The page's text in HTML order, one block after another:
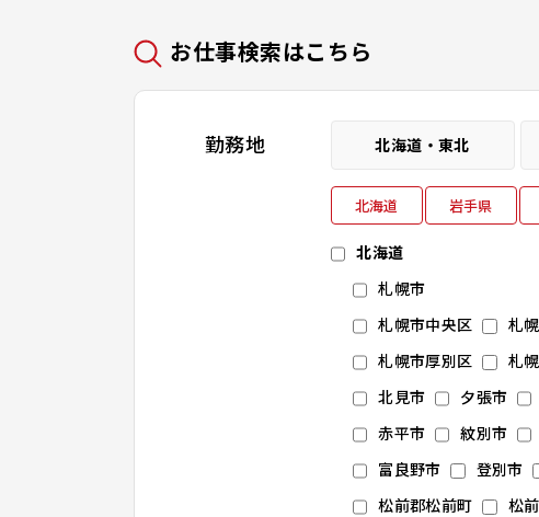
お仕事検索はこちら
勤務地 北海道・東北
北海道 岩手県
北海道
札幌市
札幌市中央区
札
札幌市厚別区
札
北見市
夕張市
赤平市
紋別市
富良野市
登別市
松前郡松前町
松